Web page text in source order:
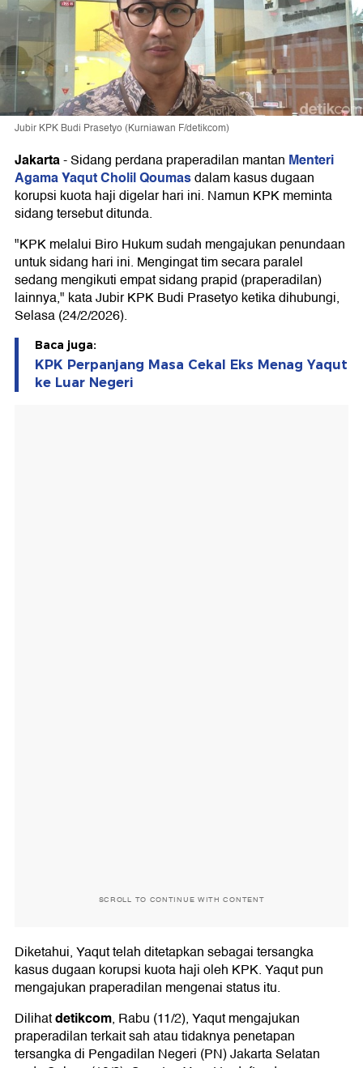
Jubir KPK Budi Prasetyo (Kurniawan F/detikcom)
Jakarta-Sidang perdana praperadilan mantan Menteri
Agama Yaqut Cholil Qoumasdalam kasus dugaan
korupsi kuota haji digelar hari ini. Namun KPK meminta
sidang tersebut ditunda.
"KPK melalui Biro Hukum sudah mengajukan penundaan
untuk sidang hari ini. Mengingat tim secara paralel
sedang mengikuti empat sidang prapid (praperadilan)
lainnya," kata Jubir KPK Budi Prasetyo ketika dihubungi,
Selasa (24/2/2026).
Baca juga:
KPK Perpanjang Masa Cekal Eks Menag Yaqut
ke Luar Negeri
SCROLL TO CONTINUE WITH CONTENT
Diketahui, Yaqut telah ditetapkan sebagai tersangka
kasus dugaan korupsi kuota haji oleh KPK. Yaqut pun
mengajukan praperadilan mengenai status itu.
Dilihatdetikcom, Rabu (11/2), Yaqut mengajukan
praperadilan terkait sah atau tidaknya penetapan
tersangka di Pengadilan Negeri (PN) Jakarta Selatan